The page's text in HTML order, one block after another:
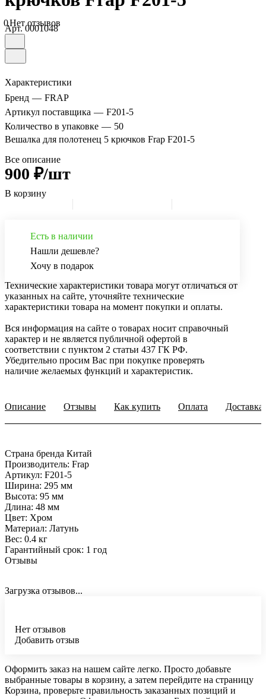
0Нет отзывов
Арт.0001048
Характеристики
Бренд — FRAP
Артикул поставщика — F201-5
Количество в упаковке — 50
Вешалка для полотенец 5 крючков Frap F201-5
Все описание
900 ₽/шт
В корзину
Есть в наличии
Нашли дешевле?
Хочу в подарок
Технические характеристики товара могут отличаться от
указанных на сайте, уточняйте технические
характеристики товара на момент покупки и оплаты.
Вся информация на сайте о товарах носит справочный
характер и не является публичной офертой в
соответствии с пунктом 2 статьи 437 ГК РФ.
Убедительно просим Вас при покупке проверять
наличие желаемых функций и характеристик.
Описание Отзывы Как купить Оплата Доставка
Страна бренда Китай
Производитель: Frap
Артикул: F201-5
Ширина: 295 мм
Высота: 95 мм
Длина: 48 мм
Цвет: Хром
Материал: Латунь
Вес: 0.4 кг
Гарантийный срок: 1 год
Отзывы
Загрузка отзывов...
Нет отзывов
Добавить отзыв
Оформить заказ на нашем сайте легко. Просто добавьте
выбранные товары в корзину, а затем перейдите на страницу
Корзина, проверьте правильность заказанных позиций и